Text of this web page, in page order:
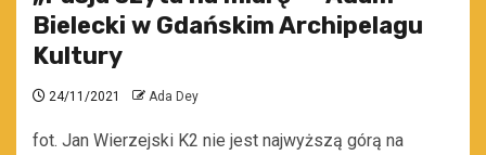
Bielecki w Gdańskim Archipelagu
Kultury
24/11/2021 Ada Dey
fot. Jan Wierzejski K2 nie jest najwyższą górą na